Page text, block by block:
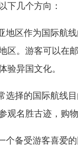
下几个方向：
地区作为国际航
区。游客可以在
验异国文化。
选择的国际航线
观名胜古迹，购
个备受游客喜爱